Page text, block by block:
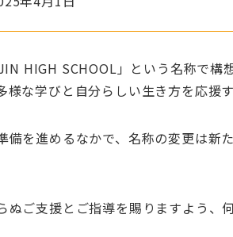
HIGH SCHOOL」という名称で
様な学びと自分らしい生き方を応援
備を進めるなかで、名称の変更は新
ぬご支援とご指導を賜りますよう、